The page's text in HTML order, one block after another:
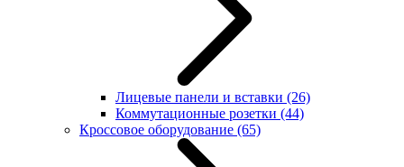
Лицевые панели и вставки (26)
Коммутационные розетки (44)
Кроссовое оборудование (65)